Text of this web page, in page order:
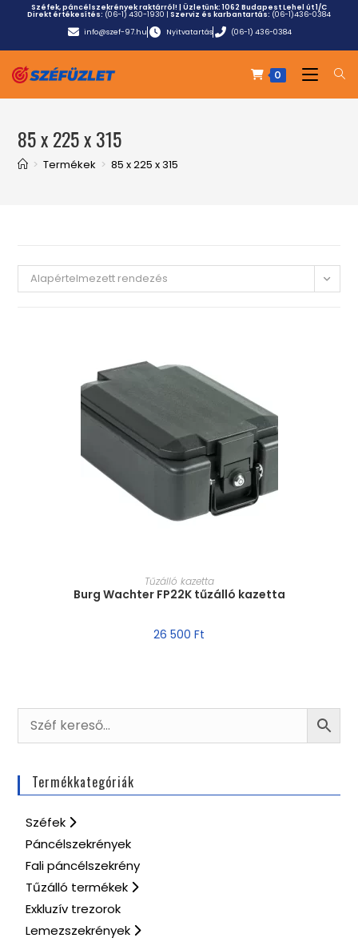
Széfek, páncélszekrények raktárról! | Üzletünk:1062 Budapest Lehel út 1/C
Direkt értékesítés: (06-1) 430-1930 | Szerviz és karbantartás: (06-1)436-0384
info@szef-97.hu
Nyitvatartás (06-1) 436-0384
0
85 x 225 x 315
> Termékek > 85 x 225 x 315
Alapértelmezett rendezés
MÉRET VÁLASZTÁSA
Tűzálló kazetta
Burg Wachter FP22K tűzálló kazetta
26 500 Ft
Termékkategóriák
Széfek
Páncélszekrények
Fali páncélszekrény
Tűzálló termékek
Exkluzív trezorok
Lemezszekrények